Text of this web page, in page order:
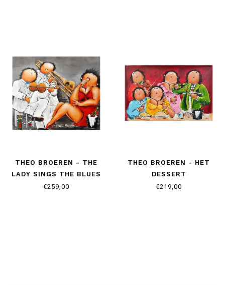
THEO BROEREN - THE
LADY SINGS THE BLUES
€259,00
THEO BROEREN - HET
DESSERT
€219,00